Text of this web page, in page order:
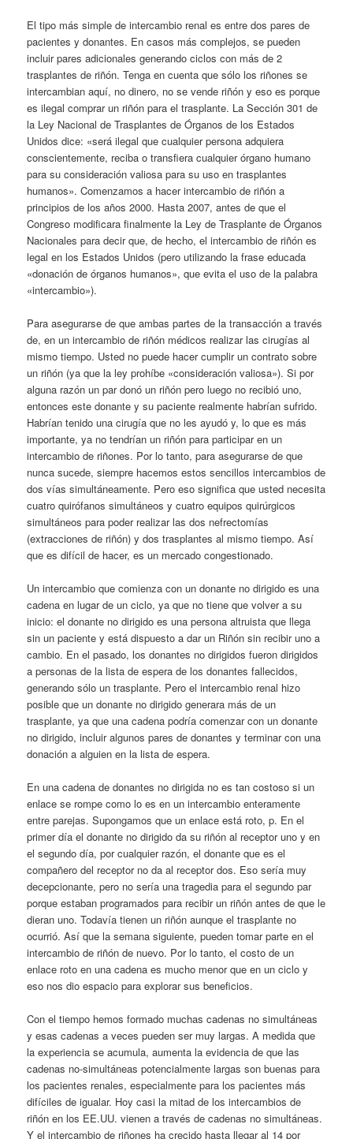
El tipo más simple de intercambio renal es entre dos pares de
pacientes y donantes. En casos más complejos, se pueden
incluir pares adicionales generando ciclos con más de 2
trasplantes de riñón. Tenga en cuenta que sólo los riñones se
intercambian aquí, no dinero, no se vende riñón y eso es porque
es ilegal comprar un riñón para el trasplante. La Sección 301 de
la Ley Nacional de Trasplantes de Órganos de los Estados
Unidos dice: «será ilegal que cualquier persona adquiera
conscientemente, reciba o transfiera cualquier órgano humano
para su consideración valiosa para su uso en trasplantes
humanos». Comenzamos a hacer intercambio de riñón a
principios de los años 2000. Hasta 2007, antes de que el
Congreso modificara finalmente la Ley de Trasplante de Órganos
Nacionales para decir que, de hecho, el intercambio de riñón es
legal en los Estados Unidos (pero utilizando la frase educada
«donación de órganos humanos», que evita el uso de la palabra
«intercambio»).
Para asegurarse de que ambas partes de la transacción a través
de, en un intercambio de riñón médicos realizar las cirugías al
mismo tiempo. Usted no puede hacer cumplir un contrato sobre
un riñón (ya que la ley prohíbe «consideración valiosa»). Si por
alguna razón un par donó un riñón pero luego no recibió uno,
entonces este donante y su paciente realmente habrían sufrido.
Habrían tenido una cirugía que no les ayudó y, lo que es más
importante, ya no tendrían un riñón para participar en un
intercambio de riñones. Por lo tanto, para asegurarse de que
nunca sucede, siempre hacemos estos sencillos intercambios de
dos vías simultáneamente. Pero eso significa que usted necesita
cuatro quirófanos simultáneos y cuatro equipos quirúrgicos
simultáneos para poder realizar las dos nefrectomías
(extracciones de riñón) y dos trasplantes al mismo tiempo. Así
que es difícil de hacer, es un mercado congestionado.
Un intercambio que comienza con un donante no dirigido es una
cadena en lugar de un ciclo, ya que no tiene que volver a su
inicio: el donante no dirigido es una persona altruista que llega
sin un paciente y está dispuesto a dar un Riñón sin recibir uno a
cambio. En el pasado, los donantes no dirigidos fueron dirigidos
a personas de la lista de espera de los donantes fallecidos,
generando sólo un trasplante. Pero el intercambio renal hizo
posible que un donante no dirigido generara más de un
trasplante, ya que una cadena podría comenzar con un donante
no dirigido, incluir algunos pares de donantes y terminar con una
donación a alguien en la lista de espera.
En una cadena de donantes no dirigida no es tan costoso si un
enlace se rompe como lo es en un intercambio enteramente
entre parejas. Supongamos que un enlace está roto, p. En el
primer día el donante no dirigido da su riñón al receptor uno y en
el segundo día, por cualquier razón, el donante que es el
compañero del receptor no da al receptor dos. Eso sería muy
decepcionante, pero no sería una tragedia para el segundo par
porque estaban programados para recibir un riñón antes de que le
dieran uno. Todavía tienen un riñón aunque el trasplante no
ocurrió. Así que la semana siguiente, pueden tomar parte en el
intercambio de riñón de nuevo. Por lo tanto, el costo de un
enlace roto en una cadena es mucho menor que en un ciclo y
eso nos dio espacio para explorar sus beneficios.
Con el tiempo hemos formado muchas cadenas no simultáneas
y esas cadenas a veces pueden ser muy largas. A medida que
la experiencia se acumula, aumenta la evidencia de que las
cadenas no-simultáneas potencialmente largas son buenas para
los pacientes renales, especialmente para los pacientes más
difíciles de igualar. Hoy casi la mitad de los intercambios de
riñón en los EE.UU. vienen a través de cadenas no simultáneas.
Y el intercambio de riñones ha crecido hasta llegar al 14 por